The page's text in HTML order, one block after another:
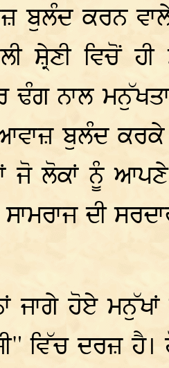
ਬੁਲੰਦ ਕਰਨ
ਸ਼੍ਰੇਣੀ ਵਿਚੋਂ
ਢੰਗ ਨਾਲ
ਬੁਲੰਦ ਕਰਕੇ
ਜੋ ਲੋਕਾਂ ਨੂੰ
ਸਾਮਰਾਜ ਦੀ
ਜਾਗੇ ਹੋਏ ਮਨੁੱਖਾਂ
ਵਿੱਚ ਦਰਜ਼